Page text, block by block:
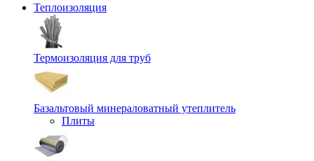
Теплоизоляция
Термоизоляция для труб
Базальтовый минераловатный утеплитель
Плиты